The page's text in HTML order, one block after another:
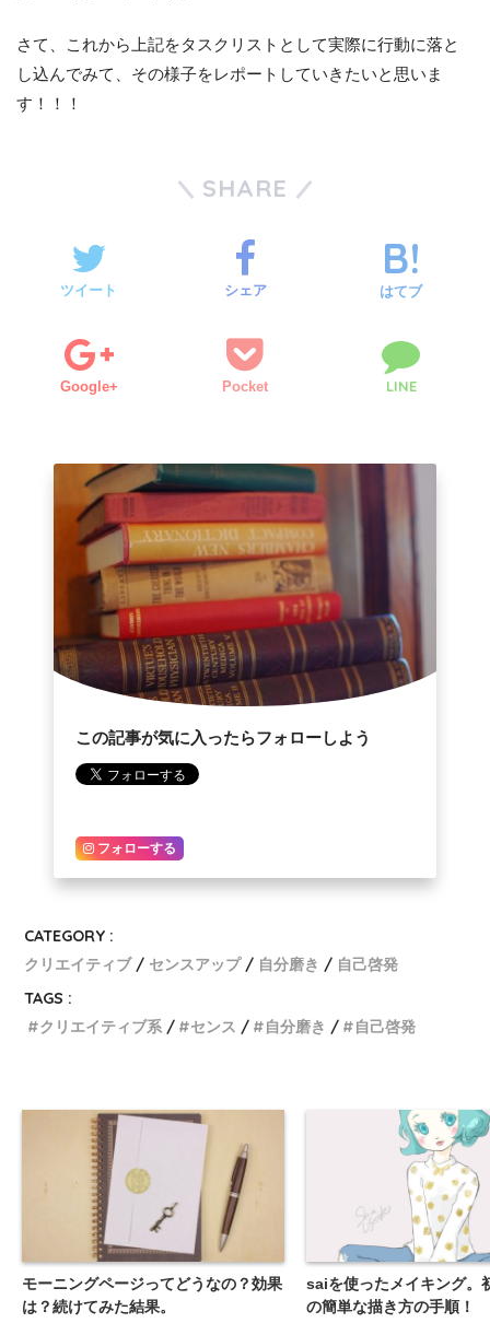
さて、これから上記をタスクリストとして実際に行動に落と
し込んでみて、その様子をレポートしていきたいと思いま
す！！！
SHARE
ツイート シェア はてブ
Google+ Pocket LINE
この記事が気に入ったらフォローしよう
フォローする
CATEGORY :
クリエイティブ
センスアップ 自分磨き
自己啓発
TAGS :
クリエイティブ系
センス 自分磨き 自己啓発
モーニングページってどうなの？効果
は？続けてみた結果。
saiを使ったメイキング。
の簡単な描き方の手順！